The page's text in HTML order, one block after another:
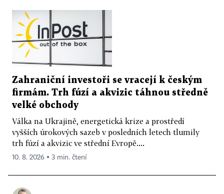
Zahraniční investoři se vracejí k českým
firmám. Trh fúzí a akvizic táhnou středně
velké obchody
Válka na Ukrajině, energetická krize a prostředí
vyšších úrokových sazeb v posledních letech tlumily
trh fúzí a akvizic ve střední Evropě....
10. 8. 2026 ▪ 3 min. čtení